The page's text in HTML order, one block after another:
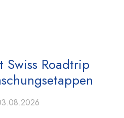
Swiss Roadtrip